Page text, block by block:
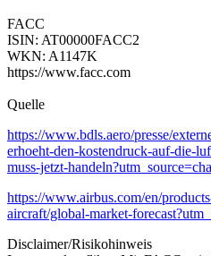
FACC
ISIN: AT00000FACC2
WKN: A1147K
https://www.facc.com
Quelle
https://www.bdls.aero/presse/
erhoeht-den-kostendruck-auf-die-
muss-jetzt-
https://www.airbus.com/en/
aircraft/global-market-
Disclaimer/Risikohinweis